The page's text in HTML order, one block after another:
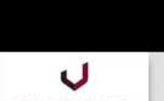
Der
Der Bologna-Prozess